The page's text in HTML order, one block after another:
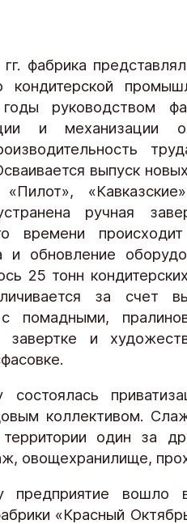
фабрика
кондитерской
руководством
и механизации
выпуск
«Пилот»,
ручная
времени
и обновление
25 тонн
за счет
помадными,
завертке и
коллективом.
один за
овощехранилище,
вошло
«Красный